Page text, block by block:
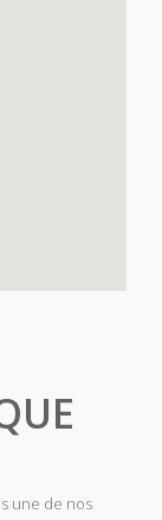
une de nos